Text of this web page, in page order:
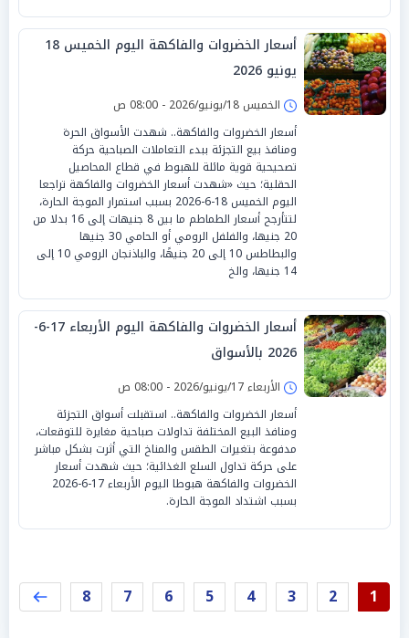
أسعار الخضروات والفاكهة اليوم الخميس 18
يونيو 2026
الخميس 18/يونيو/2026 - 08:00 ص
أسعار الخضروات والفاكهة.. شهدت الأسواق الحرة
ومنافذ بيع التجزئة ببدء التعاملات الصباحية حركة
تصحيحية قوية مائلة للهبوط في قطاع المحاصيل
الحقلية؛ حيث «شهدت أسعار الخضروات والفاكهة تراجعا
اليوم الخميس 18-6-2026 بسبب استمرار الموجة الحارة،
لتتأرجح أسعار الطماطم ما بين 8 جنيهات إلى 16 بدلا من
20 جنيها، والفلفل الرومي أو الحامي 30 جنيها
والبطاطس 10 إلى 20 جنيهًا، والباذنجان الرومي 10 إلى
14 جنيها، والخ
أسعار الخضروات والفاكهة اليوم الأربعاء 17-6-
2026 بالأسواق
الأربعاء 17/يونيو/2026 - 08:00 ص
أسعار الخضروات والفاكهة.. استقبلت أسواق التجزئة
ومنافذ البيع المختلفة تداولات صباحية مغايرة للتوقعات،
مدفوعة بتغيرات الطقس والمناخ التي أثرت بشكل مباشر
على حركة تداول السلع الغذائية؛ حيث شهدت أسعار
الخضروات والفاكهة هبوطا اليوم الأربعاء 17-6-2026
بسبب اشتداد الموجة الحارة.
1
2
3
4
5
6
7
8